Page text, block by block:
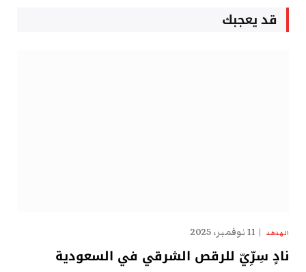
قد يعجبك
الهدهد 11 نوفمبر، 2025
نادٍ سِرِّيّ للرقص الشرقي في السعودية